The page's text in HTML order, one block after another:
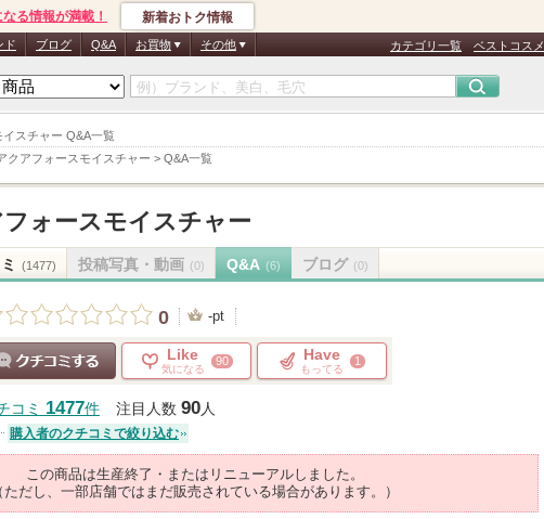
スチャー Q&A一覧
クアフォースモイスチャー > Q&A一覧
る情報が満載！ 新着おトク情報
ド ブログ Q&A お買物 その他 カテゴリ一覧 ベストコスメ
ォースモイスチャー
(1477) 投稿写真・動画 (0) Q&A (6) ブログ (0)
0 -pt
Like
気になる
90 Have
もってる
1
コミ 1477件 注目人数 90人
購入者のクチコミで絞り込む
この商品は生産終了・またはリニューアルしました。
ただし、一部店舗ではまだ販売されている場合があります。）